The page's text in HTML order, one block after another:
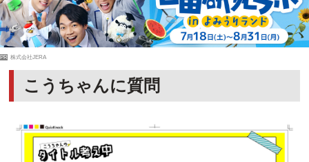
PR 株式会社JERA
こうちゃんに質問